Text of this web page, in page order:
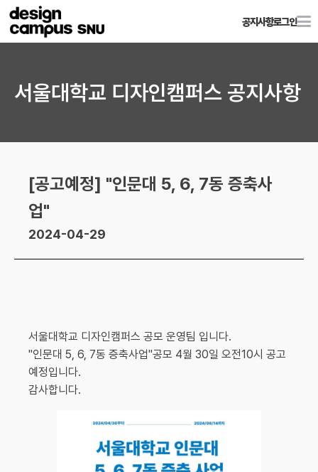
공지사항로그인
서울대학교 디자인캠퍼스 공지사항
[공고예정] "인문대 5, 6, 7동 증축사
업"
2024-04-29
서울대학교 디자인캠퍼스 공모 운영팀 입니다.
"인문대 5, 6, 7동 증축사업"공모 4월 30일 오전10시 공고
예정입니다.
감사합니다.